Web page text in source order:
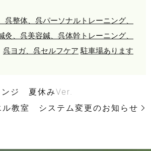
呉整体、呉パーソナルトレーニング、
灸、呉美容鍼、呉体幹トレーニング、
呉ヨガ、呉セルフケア 駐車場あります
ンジ 夏休みVer.
ル教室 システム変更のお知らせ